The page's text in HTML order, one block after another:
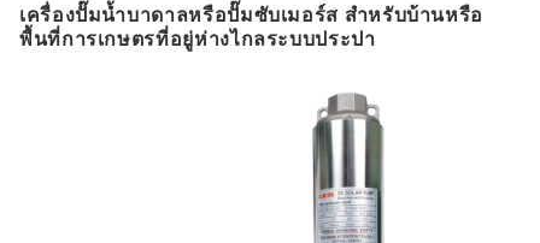
เครื่องปั๊มน้ำบาดาลหรือปั๊มซับเมอร์ส สำหรับบ้านหรือ
พื้นที่การเกษตรที่อยู่ห่างไกลระบบประปา